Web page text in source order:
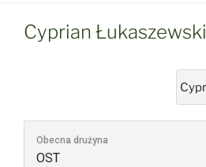
Cyprian Łukaszewski
Obecna drużyna
OST